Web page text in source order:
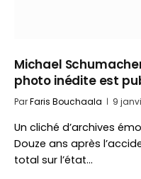
Michael
photo inédite est
ParFaris Bouchaala 9
Un cliché d’archives
Douze ans après
total sur l’état…